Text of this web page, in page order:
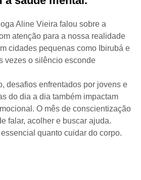
Aline Vieira falou sobre a
atenção para a nossa realidade
cidades pequenas como Ibirubá e
vezes o silêncio esconde
desafios enfrentados por jovens e
do dia a dia também impactam
O mês de conscientização
falar, acolher e buscar ajuda.
quanto cuidar do corpo.